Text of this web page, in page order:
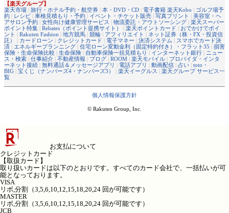
【楽天グループ】
楽天市場 | 旅行・ホテル予約・航空券 | 本・DVD・CD | 電子書籍 楽天Kobo | ゴルフ場予
約 | レシピ | 車検見積もり・予約 | イベント・チケット販売 | 写真プリント | 美容室・ヘ
アサロン予約 | 女性向け健康管理サービス | 物流委託・アウトソーシング | 楽天スーパー
ポイント特集 | Rebates（ポイント提携サイト） | 楽天ポイントカード | おでかけでポイ
ント | Rakuten Fashion | 地方競馬 | 競輪 | アフィリエイト | ネット証券（株・FX・投資信
託）
| カードローン | クレジットカード | 電子マネー | 決済システム | スマホでカード決
済 | エネルギープランニング | 住宅ローン変動金利（固定特約付き）・フラット35 | 損害
保険・生命保険比較 | 生命保険 | 自動車保険一括見積もり | インターネット銀行 | ニュー
ス・検索 | 仕事紹介 | 不動産情報 | ブログ | ROOM | 楽天モバイル | プロバイダ・インタ
ーネット接続 | 無料通話＆メッセージアプリ | 電話アプリ | 動画配信 | 占い | toto・
BIG | 宝くじ（ナンバーズ4・ナンバーズ3） | 楽天イーグルス | 楽天グループ サービス一
覧
個人情報保護方針
© Rakuten Group, Inc.
お支払について
クレジットカード
【取扱カード】
取り扱いカードは以下のとおりです。すべてのカード会社で、一括払いが可
能となっております。
VISA
リボ,分割（3,5,6,10,12,15,18,20,24 回が可能です）
MASTER
リボ,分割（3,5,6,10,12,15,18,20,24 回が可能です）
JCB